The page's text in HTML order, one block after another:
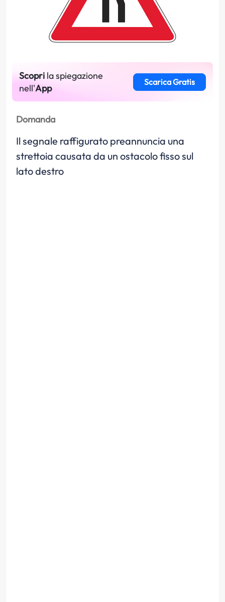
Scopri la spiegazione
nell'App
Scarica Gratis
Domanda
Il segnale raffigurato preannuncia una
strettoia causata da un ostacolo fisso sul
lato destro